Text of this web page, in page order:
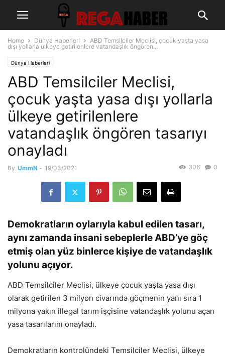
Home Dünya Haberleri
ABD Temsilciler Meclisi, çocuk yaşta yasa
dışı yollarla ülkeye getirilenlere vatandaşlık öngören...
Dünya Haberleri
ABD Temsilciler Meclisi,
çocuk yaşta yasa dışı yollarla
ülkeye getirilenlere
vatandaşlık öngören tasarıyı
onayladı
By UmmN - 19/03/2021 0
306
Demokratların oylarıyla kabul edilen tasarı,
aynı zamanda insani sebeplerle ABD’ye göç
etmiş olan yüz binlerce kişiye de vatandaşlık
yolunu açıyor.
ABD Temsilciler Meclisi, ülkeye çocuk yaşta yasa dışı
olarak getirilen 3 milyon civarında göçmenin yanı sıra 1
milyona yakın illegal tarım işçisine vatandaşlık yolunu açan
yasa tasarılarını onayladı.
Demokratların kontrolündeki Temsilciler Meclisi, ülkeye